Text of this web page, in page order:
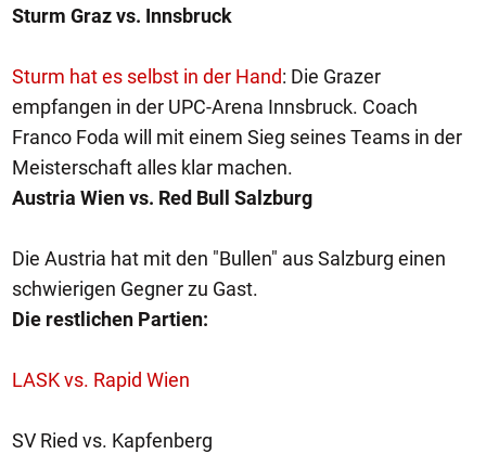
Sturm Graz vs. Innsbruck
Sturm hat es selbst in der Hand: Die Grazer
empfangen in der UPC-Arena Innsbruck. Coach
Franco Foda will mit einem Sieg seines Teams in der
Meisterschaft alles klar machen.
Austria Wien vs. Red Bull Salzburg
Die Austria hat mit den "Bullen" aus Salzburg einen
schwierigen Gegner zu Gast.
Die restlichen Partien:
LASK vs. Rapid Wien
SV Ried vs. Kapfenberg